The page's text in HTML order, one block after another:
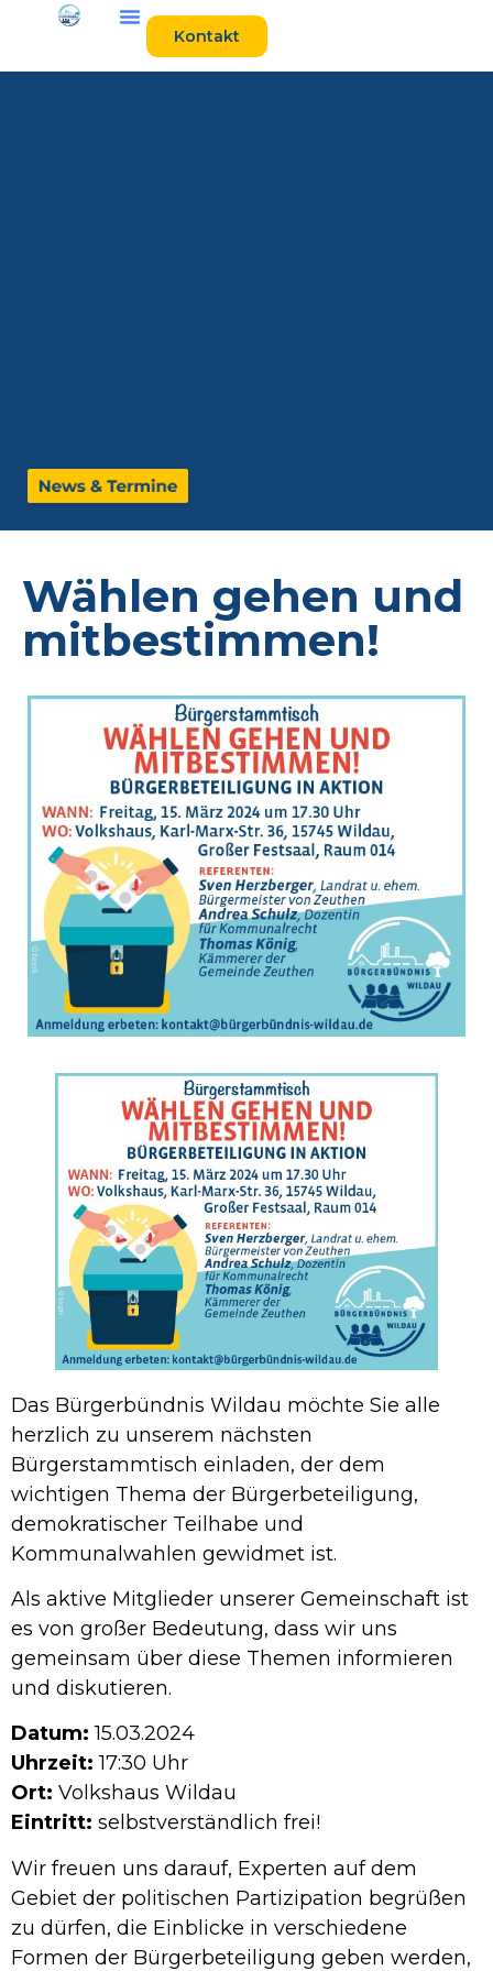
Kontakt
Wählen gehen und
mitbestimmen!
Das Bürgerbündnis Wildau möchte Sie alle
herzlich zu unserem nächsten
Bürgerstammtisch einladen, der dem
wichtigen Thema der Bürgerbeteiligung,
demokratischer Teilhabe und
Kommunalwahlen gewidmet ist.
Als aktive Mitglieder unserer Gemeinschaft ist
es von großer Bedeutung, dass wir uns
gemeinsam über diese Themen informieren
und diskutieren.
Datum: 15.03.2024
Uhrzeit:17:30 Uhr
Ort: Volkshaus Wildau
Eintritt: selbstverständlich frei!
Wir freuen uns darauf, Experten auf dem
Gebiet der politischen Partizipation begrüßen
zu dürfen, die Einblicke in verschiedene
Formen der Bürgerbeteiligung geben werden,